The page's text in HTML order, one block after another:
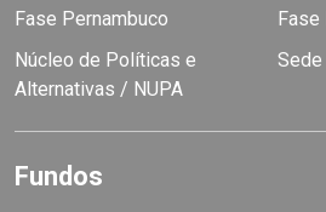
Fase Pernambuco
Fase
Núcleo de Políticas e
Alternativas / NUPA
Sede
Fundos